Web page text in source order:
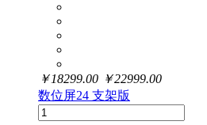
￥18299.00 ￥22999.00
数位屏24 支架版